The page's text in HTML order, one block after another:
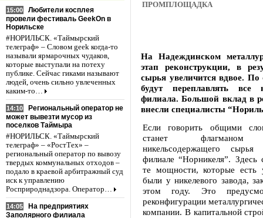
15:00
Любители косплея
провели фестиваль GeekOn в
Норильске
#НОРИЛЬСК. «Таймырский
телеграф» – Словом geek когда-то
называли ярмарочных чудаков,
которые выступали на потеху
публике. Сейчас гиками называют
людей, очень сильно увлеченных
каким-то…
14:10
Региональный оператор не
может вывезти мусор из
поселков Таймыра
#НОРИЛЬСК. «Таймырский
телеграф» – «РостТех» –
региональный оператор по вывозу
твердых коммунальных отходов –
подало в краевой арбитражный суд
иск к управлению
Росприроднадзора. Оператор…
14:05
На предприятиях
Заполярного филиала
ПРОМПЛОЩАДКА
На Надеждинском
этап реконструкции, в
сырья увеличится вдвое.
будут переплавлять все
филиала. Большой вклад в
внесли специалисты
Если говорить общими
станет флагманом
никельсодержащего
филиале “Норникеля”. Здесь
те мощности, которые
были у никелевого завода,
этом году. Это
реконфигурации
компании. В капитальной